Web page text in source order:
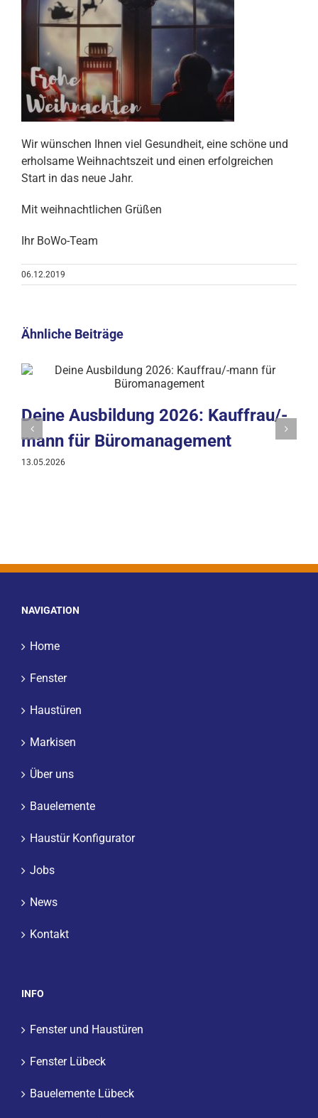
Wir wünschen Ihnen viel Gesundheit, eine schöne und
erholsame Weihnachtszeit und einen erfolgreichen
Start in das neue Jahr.
Mit weihnachtlichen Grüßen
Ihr BoWo-Team
06.12.2019
Ähnliche Beiträge
Deine Ausbildung 2026: Kauffrau/-
mann für Büromanagement
13.05.2026
NAVIGATION
Home
Fenster
Haustüren
Markisen
Über uns
Bauelemente
Haustür Konfigurator
Jobs
News
Kontakt
INFO
Fenster und Haustüren
Fenster Lübeck
Bauelemente Lübeck